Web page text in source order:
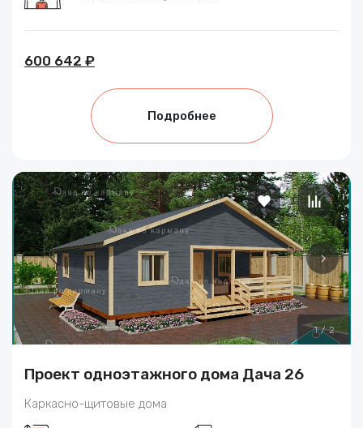
600 642 ₽
Подробнее
1 / 2
Проект одноэтажного дома Дача 26
Каркасно-щитовые дома